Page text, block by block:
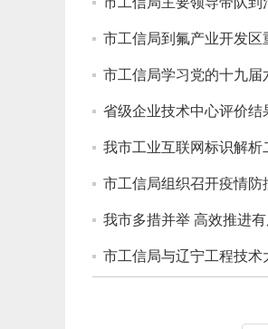
市工信局到氟产业开发区
市工信局学习党的十九届
省级企业技术中心评价结
我市工业互联网标识解
市工信局组织召开疫情防
我市多措并举 高效推进
市工信局与辽宁工程技术